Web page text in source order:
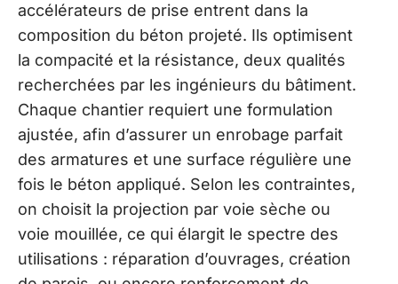
accélérateurs de prise entrent dans la
composition du béton projeté. Ils optimisent
la compacité et la résistance, deux qualités
recherchées par les ingénieurs du bâtiment.
Chaque chantier requiert une formulation
ajustée, afin d’assurer un enrobage parfait
des armatures et une surface régulière une
fois le béton appliqué. Selon les contraintes,
on choisit la projection par voie sèche ou
voie mouillée, ce qui élargit le spectre des
utilisations : réparation d’ouvrages, création